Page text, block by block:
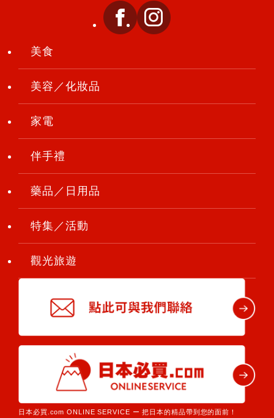
美食
美容／化妝品
家電
伴手禮
藥品／日用品
特集／活動
觀光旅遊
日本必買.com ONLINE SERVICE ー 把日本的精品帶到您的面前！